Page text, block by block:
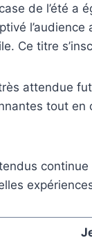
de l’été
Ce titre
attendue
tout en